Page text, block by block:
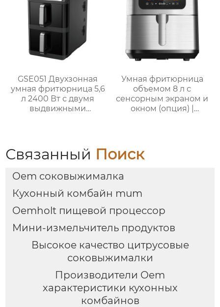
GSE051 Двухзонная
умная фритюрница 5,6
л 2400 Вт с двумя
выдвижными
Умная фритюрница
объемом 8 л с
сенсорным экраном и
окном (опция) |
Связанный Поиск
Oem соковыжималка
Кухонный комбайн mum
Oemholt пищевой процессор
Мини-измельчитель продуктов
Высокое качество цитрусовые
соковыжималки
Производители Oem
характеристики кухонных
комбайнов